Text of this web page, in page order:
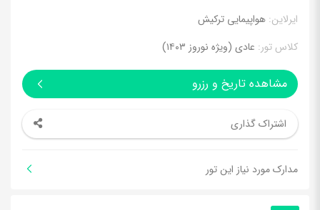
ایرلاین: هواپیمایی ترکیش
کلاس تور: عادی (ویژه نوروز ۱۴۰۳)
مشاهده تاریخ و رزرو
اشتراک گذاری
مدارک مورد نیاز این تور